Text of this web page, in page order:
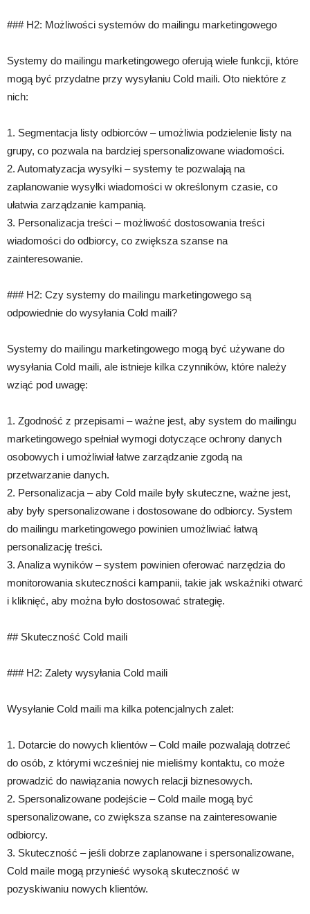
### H2: Możliwości systemów do mailingu marketingowego
Systemy do mailingu marketingowego oferują wiele funkcji, które
mogą być przydatne przy wysyłaniu Cold maili. Oto niektóre z
nich:
1. Segmentacja listy odbiorców – umożliwia podzielenie listy na
grupy, co pozwala na bardziej spersonalizowane wiadomości.
2. Automatyzacja wysyłki – systemy te pozwalają na
zaplanowanie wysyłki wiadomości w określonym czasie, co
ułatwia zarządzanie kampanią.
3. Personalizacja treści – możliwość dostosowania treści
wiadomości do odbiorcy, co zwiększa szanse na
zainteresowanie.
### H2: Czy systemy do mailingu marketingowego są
odpowiednie do wysyłania Cold maili?
Systemy do mailingu marketingowego mogą być używane do
wysyłania Cold maili, ale istnieje kilka czynników, które należy
wziąć pod uwagę:
1. Zgodność z przepisami – ważne jest, aby system do mailingu
marketingowego spełniał wymogi dotyczące ochrony danych
osobowych i umożliwiał łatwe zarządzanie zgodą na
przetwarzanie danych.
2. Personalizacja – aby Cold maile były skuteczne, ważne jest,
aby były spersonalizowane i dostosowane do odbiorcy. System
do mailingu marketingowego powinien umożliwiać łatwą
personalizację treści.
3. Analiza wyników – system powinien oferować narzędzia do
monitorowania skuteczności kampanii, takie jak wskaźniki otwarć
i kliknięć, aby można było dostosować strategię.
## Skuteczność Cold maili
### H2: Zalety wysyłania Cold maili
Wysyłanie Cold maili ma kilka potencjalnych zalet:
1. Dotarcie do nowych klientów – Cold maile pozwalają dotrzeć
do osób, z którymi wcześniej nie mieliśmy kontaktu, co może
prowadzić do nawiązania nowych relacji biznesowych.
2. Spersonalizowane podejście – Cold maile mogą być
spersonalizowane, co zwiększa szanse na zainteresowanie
odbiorcy.
3. Skuteczność – jeśli dobrze zaplanowane i spersonalizowane,
Cold maile mogą przynieść wysoką skuteczność w
pozyskiwaniu nowych klientów.